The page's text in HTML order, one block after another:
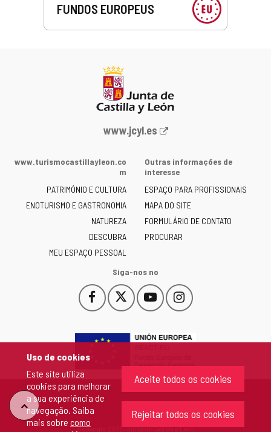
Uso de cookies
Este site utiliza
cookies para melhorar
a sua experiência de
navegação. Saiba
mais sobre como
Aceite todos os cookies
Rejeitar todos os cookies
FUNDOS EUROPEUS
Portal
Junta
Castilla
y
León
-
www.jcyl.es
www.turismocastillayleon.co
m
PATRIMÓNIO E CULTURA
ENOTURISMO E GASTRONOMIA
NATUREZA
DESCUBRA
MEU ESPAÇO PESSOAL
Outras informações de
interesse
ESPAÇO PARA PROFISSIONAIS
MAPA DO SITE
FORMULÁRIO DE CONTATO
PROCURAR
Siga-nos no
Facebook
Este
enlace
abrirá
nueva.
Este
enlace
abrirá
ventana
YouTube
Este
enlace
abrirá
ventana
Instagram
Este
enlace
abrirá
ventana
"Voltar
Copyright 2026 - Junta de Castela e Leão